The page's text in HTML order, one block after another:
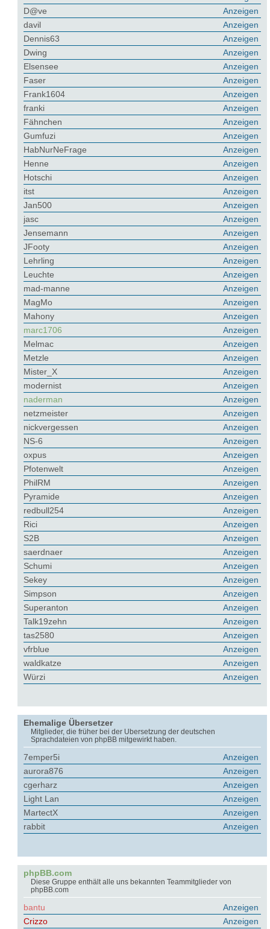
Anzeigen
D@ve
Anzeigen
davil
Anzeigen
Dennis63
Anzeigen
Dwing
Anzeigen
Elsensee
Anzeigen
Faser
Anzeigen
Frank1604
Anzeigen
franki
Anzeigen
Fähnchen
Anzeigen
Gumfuzi
Anzeigen
HabNurNeFrage
Anzeigen
Henne
Anzeigen
Hotschi
Anzeigen
itst
Anzeigen
Jan500
Anzeigen
jasc
Anzeigen
Jensemann
Anzeigen
JFooty
Anzeigen
Lehrling
Anzeigen
Leuchte
Anzeigen
mad-manne
Anzeigen
MagMo
Anzeigen
Mahony
Anzeigen
marc1706
Anzeigen
Melmac
Anzeigen
Metzle
Anzeigen
Mister_X
Anzeigen
modernist
Anzeigen
naderman
Anzeigen
netzmeister
Anzeigen
nickvergessen
Anzeigen
NS-6
Anzeigen
oxpus
Anzeigen
Pfotenwelt
Anzeigen
PhilRM
Anzeigen
Pyramide
Anzeigen
redbull254
Anzeigen
Rici
Anzeigen
S2B
Anzeigen
saerdnaer
Anzeigen
Schumi
Anzeigen
Sekey
Anzeigen
Simpson
Anzeigen
Superanton
Anzeigen
Talk19zehn
Anzeigen
tas2580
Anzeigen
vfrblue
Anzeigen
waldkatze
Anzeigen
Würzi
Ehemalige Übersetzer
Mitglieder, die früher bei der Übersetzung der deutschen
Sprachdateien von phpBB mitgewirkt haben.
Anzeigen
7emper5i
Anzeigen
aurora876
Anzeigen
cgerharz
Anzeigen
Light Lan
Anzeigen
MartectX
Anzeigen
rabbit
phpBB.com
Diese Gruppe enthält alle uns bekannten Teammitglieder von
phpBB.com
Anzeigen
bantu
Anzeigen
Crizzo